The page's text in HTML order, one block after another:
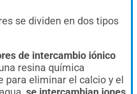
se dividen en dos tipos
de intercambio iónico
a resina química
para eliminar el calcio y el